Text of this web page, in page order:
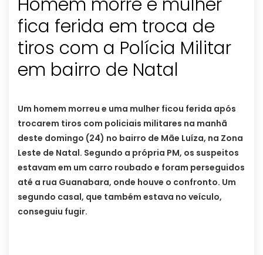
fica ferida em troca de
tiros com a Polícia Militar
em bairro de Natal
Um homem morreu e uma mulher ficou ferida após
trocarem tiros com policiais militares na manhã
deste domingo (24) no bairro de Mãe Luíza, na Zona
Leste de Natal. Segundo a própria PM, os suspeitos
estavam em um carro roubado e foram perseguidos
até a rua Guanabara, onde houve o confronto. Um
segundo casal, que também estava no veículo,
conseguiu fugir.